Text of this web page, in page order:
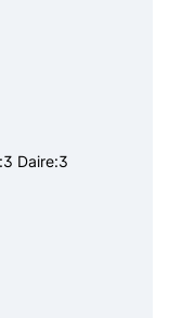
Daire:3